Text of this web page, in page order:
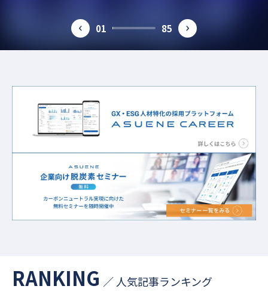
#カーボンプライシング #COP30
#ICP
#ジャパンパビリオン #人権DD #CO2排出係数
#循環型社会 #GXリーグ #エネルギー #電池
#人口光合成 #Scope3 #排出権取引 #再エネ
#国連機構変動枠組条約締約国会議 #SDGs #排出原単位
prev 01 85 next
RANKING ／ 人気記事ランキング